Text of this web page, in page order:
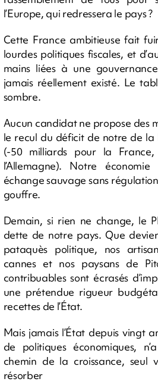
l’Europe, qui redressera le pays ?
Cette France ambitieuse fait
lourdes politiques fiscales, et
mains liées à une
jamais réellement existé. Le
sombre.
Aucun candidat ne propose des
le recul du déficit de notre de
(-50 milliards pour la
l’Allemagne). Notre
échange sauvage sans
gouffre.
Demain, si rien ne change, le
dette de notre pays. Que
pataquès politique, nos
cannes et nos paysans de
contribuables sont écrasés
une prétendue rigueur
recettes de l’État.
Mais jamais l’État depuis vingt
de politiques économiques,
chemin de la croissance, seul
résorber